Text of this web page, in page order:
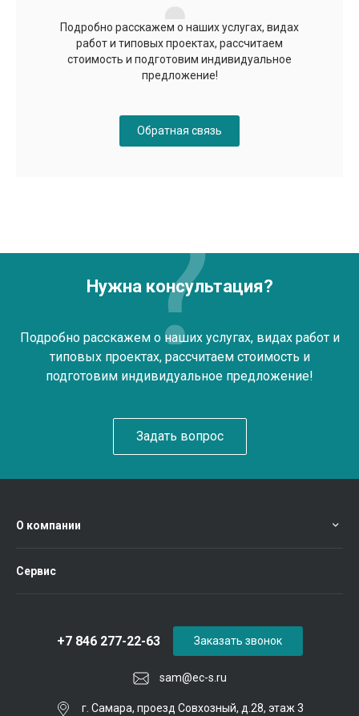
Подробно расскажем о наших услугах, видах
работ и типовых проектах, рассчитаем
стоимость и подготовим индивидуальное
предложение!
Обратная связь
Нужна консультация?
Подробно расскажем о наших услугах, видах работ и
типовых проектах, рассчитаем стоимость и
подготовим индивидуальное предложение!
Задать вопрос
О компании
Сервис
sam@ec-s.ru
+7 846 277-22-63
г. Самара, проезд Совхозный, д.28, этаж 3
Заказать звонок